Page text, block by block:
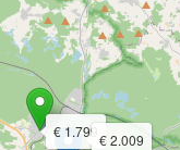
€ 1.799 € 2.009